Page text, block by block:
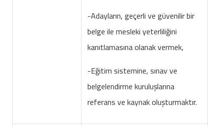
-Adayların, geçerli ve güvenilir bir
belge ile mesleki yeterliliğini
kanıtlamasına olanak vermek,
-Eğitim sistemine, sınav ve
belgelendirme kuruluşlarına
referans ve kaynak oluşturmaktır.